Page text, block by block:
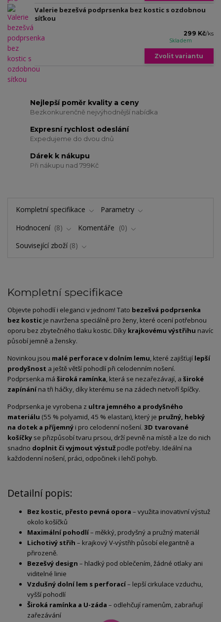
Valerie bezešvá podprsenka bez kostic s ozdobnou
síťkou
299 Kč/ks
Skladem
Zvolit variantu
Nejlepší poměr kvality a ceny
Bezkonkurenčně nejvýhodnější nabídka
Expresní rychlost odeslání
Expedujeme do dvou dnů
Dárek k nákupu
Při nákupu nad 799Kč
Kompletní specifikace
Parametry
Hodnocení
8 Komentáře
0
Související zboží 8
Kompletní specifikace
Objevte pohodlí i eleganci v jednom! Tato bezešvá podprsenka
bez kostic je navržena speciálně pro ženy, které ocení potřebnou
oporu bez zbytečného tlaku kostic. Díky krajkovému výstřihu navíc
působí jemně a žensky.
Novinkou jsou malé perforace v dolním lemu, které zajišťují lepší
prodyšnost a ještě větší pohodlí při celodenním nošení.
Podprsenka má široká ramínka, která se nezařezávají, a široké
zapínánína tři háčky, díky kterému se na zádech netvoří špíčky.
Podprsenka je vyrobena z ultra jemného a prodyšného
materiálu (55 % polyamid, 45 % elastan), který je pružný, hebký
na dotek a příjemný i pro celodenní nošení. 3D tvarované
košíčky se přizpůsobí tvaru prsou, drží pevně na místě a lze do nich
snadno doplnit či vyjmout výstuž podle potřeby. Ideální na
každodenní nošení, práci, odpočinek i lehčí pohyb.
Detailní popis:
Bez kostic, přesto pevná opora – využita inovativní výstuž
okolo košíčků
Maximální pohodlí– měkký, prodyšný a pružný materiál
Lichotivý střih – krajkový V-výstřih působí elegantně a
přirozeně.
Bezešvý design – hladký pod oblečením, žádné otlaky ani
viditelné linie
Vzdušný dolní lem s perforací– lepší cirkulace vzduchu,
vyšší pohodlí
Široká ramínka a U-záda – odlehčují ramenům, zabraňují
zařezávání